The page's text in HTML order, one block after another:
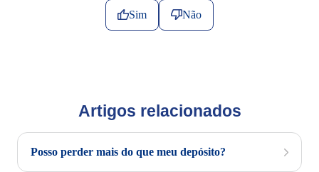
Sim Não
Artigos relacionados
Posso perder mais do que meu depósito?